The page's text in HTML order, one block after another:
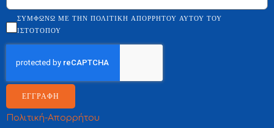
ΣΥΜΦΩΝΏ ΜΕ ΤΗΝ ΠΟΛΙΤΙΚΉ ΑΠΟΡΡΉΤΟΥ ΑΥΤΟΎ ΤΟΥ
ΙΣΤΌΤΟΠΟΥ
ΕΓΓΡΑΦΗ
Πολιτική-Απορρήτου